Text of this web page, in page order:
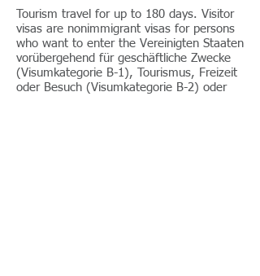
Tourism travel for up to 180 days.​ Visitor
visas are nonimmigrant visas for persons
who want to enter the Vereinigten Staaten
vorübergehend für geschäftliche Zwecke
(Visumkategorie B-1), Tourismus, Freizeit
oder Besuch (Visumkategorie B-2) oder